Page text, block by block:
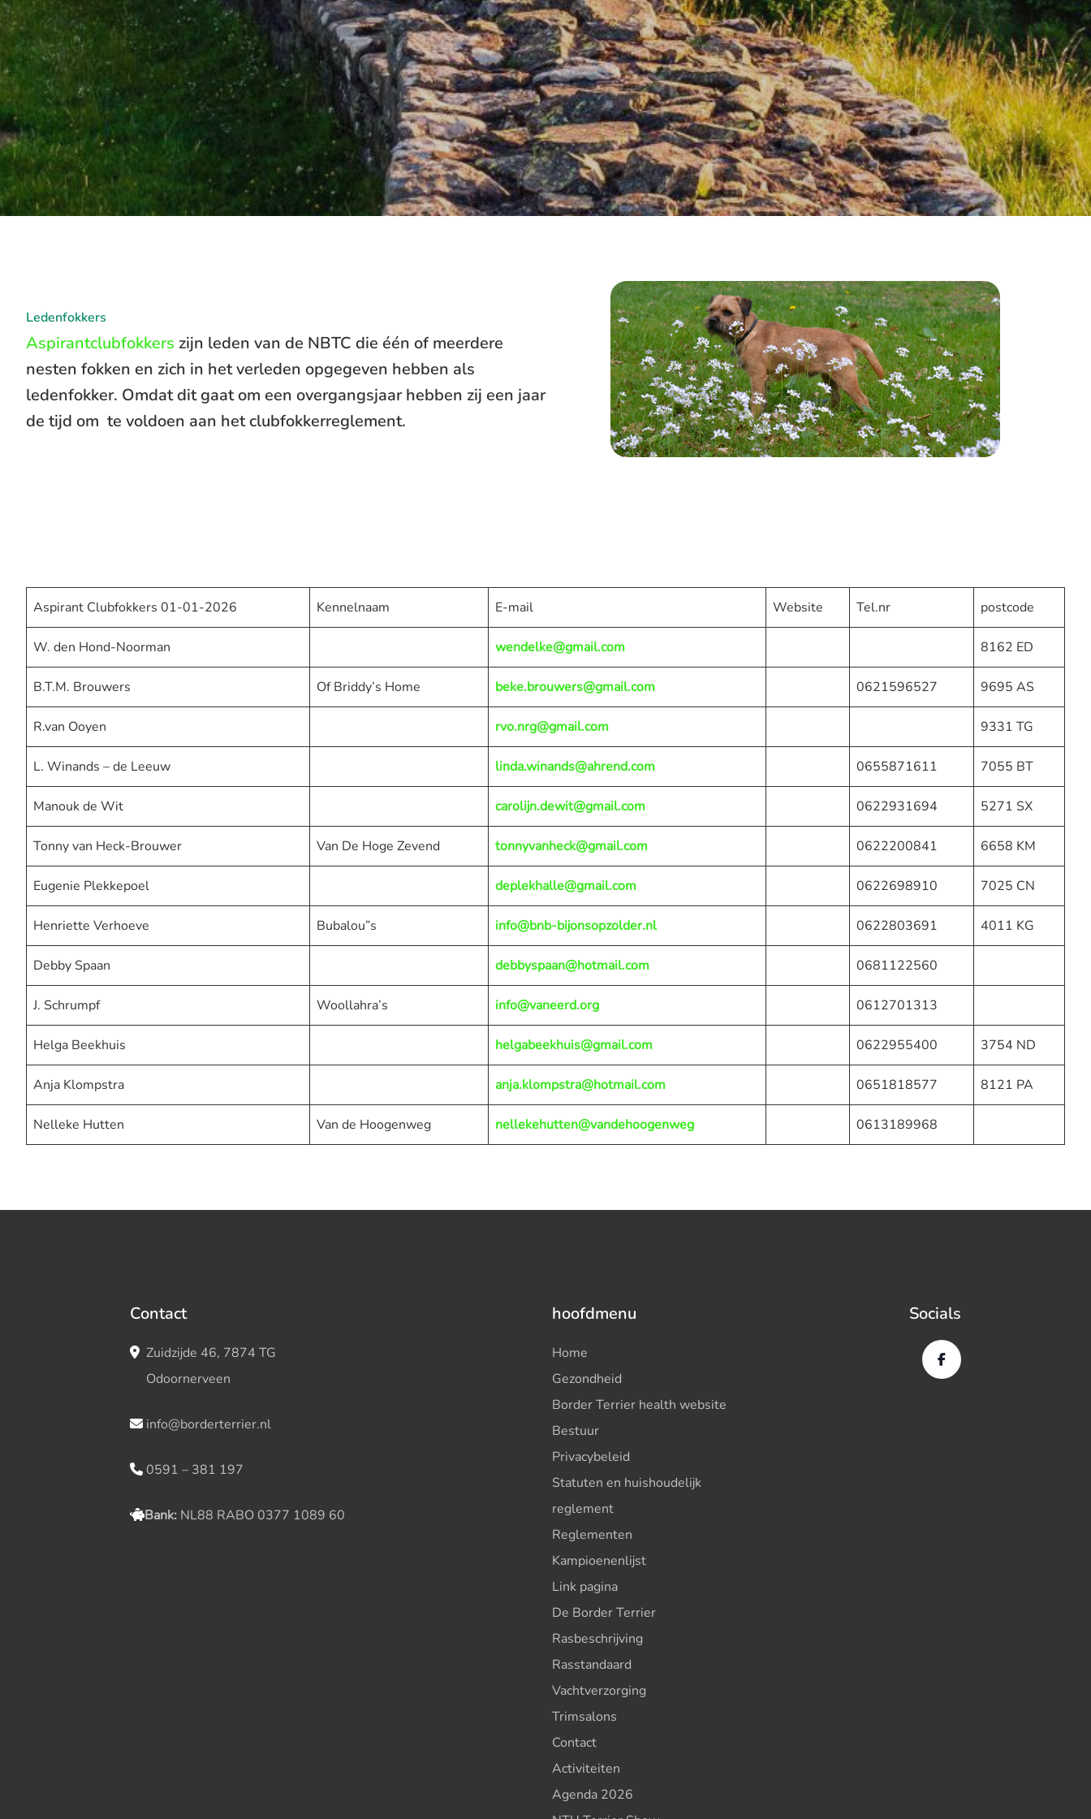
Ledenfokkers
Aspirantclubfokkers zijn leden van de NBTC die één of meerdere
nesten fokken en zich in het verleden opgegeven hebben als
ledenfokker. Omdat dit gaat om een overgangsjaar hebben zij een jaar
de tijd om te voldoen aan het clubfokkerreglement.
Aspirant Clubfokkers 01-01-2026 Kennelnaam E-mail Website Tel.nr postcode
W. den Hond-Noorman wendelke@gmail.com 8162 ED
B.T.M. Brouwers Of Briddy’s Home beke.brouwers@gmail.com 0621596527 9695 AS
R.van Ooyen rvo.nrg@gmail.com 9331 TG
L. Winands – de Leeuw linda.winands@ahrend.com 0655871611 7055 BT
Manouk de Wit carolijn.dewit@gmail.com 0622931694 5271 SX
Tonny van Heck-Brouwer Van De Hoge Zevend tonnyvanheck@gmail.com 0622200841 6658 KM
Eugenie Plekkepoel deplekhalle@gmail.com 0622698910 7025 CN
Henriette Verhoeve Bubalou”s info@bnb-bijonsopzolder.nl 0622803691 4011 KG
Debby Spaan debbyspaan@hotmail.com 0681122560
J. Schrumpf Woollahra’s info@vaneerd.org 0612701313
Helga Beekhuis helgabeekhuis@gmail.com 0622955400 3754 ND
Anja Klompstra anja.klompstra@hotmail.com 0651818577 8121 PA
Nelleke Hutten Van de Hoogenweg nellekehutten@vandehoogenweg 0613189968
Contact
Zuidzijde 46, 7874 TG
Odoornerveen
info@borderterrier.nl
0591 – 381 197
Bank: NL88 RABO 0377 1089 60
hoofdmenu
Home
Gezondheid
Border Terrier health website
Bestuur
Privacybeleid
Statuten en huishoudelijk
reglement
Reglementen
Kampioenenlijst
Link pagina
De Border Terrier
Rasbeschrijving
Rasstandaard
Vachtverzorging
Trimsalons
Contact
Activiteiten
Agenda 2026
Socials